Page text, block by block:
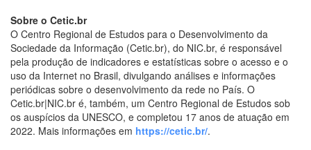
Sobre o Cetic.br
O Centro Regional de Estudos para o Desenvolvimento da
Sociedade da Informação (Cetic.br), do NIC.br, é responsável
pela produção de indicadores e estatísticas sobre o acesso e o
uso da Internet no Brasil, divulgando análises e informações
periódicas sobre o desenvolvimento da rede no País. O
Cetic.br|NIC.br é, também, um Centro Regional de Estudos sob
os auspícios da UNESCO, e completou 17 anos de atuação em
2022. Mais informações em https://cetic.br/.